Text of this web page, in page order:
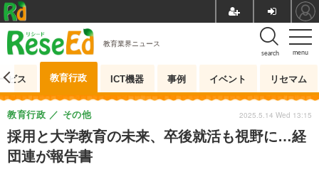
menu
search
教育業界ニュース
ビス 教育行政 ICT機器 事例 イベント リセマム
採用と大学教育の未来、卒後就活も視野に…経
団連が報告書
教育行政 その他 2025.5.14 Wed 13:15